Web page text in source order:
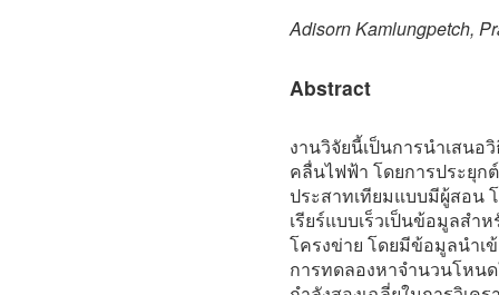
Adisorn Kamlungpetch,
Abstract
งานวิจัยนี้เป็นการนำเสน
คลื่นไฟฟ้า โดยการประยุ
ประสาทเทียมแบบมีผู้สอน
เรียร์แบบเร็วเป็นข้อมูลส
โครงข่าย โดยมีข้อมูลนำเ
การทดลองหาจำนวนโหน